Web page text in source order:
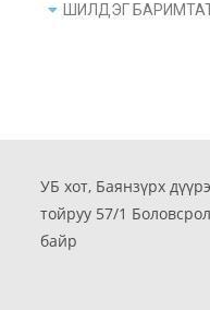
ШИЛДЭГ
УБ хот, Баянзүрх
тойруу 57/1
байр